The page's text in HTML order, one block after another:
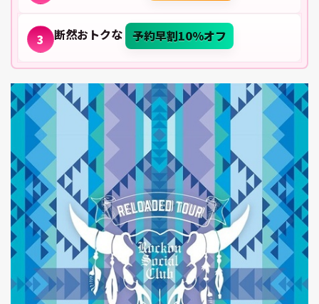
3 断然おトクな 予約早割10%オフ